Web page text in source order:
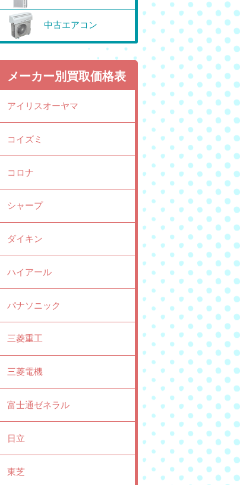
中古エアコン
メーカー別買取価格表
アイリスオーヤマ
コイズミ
コロナ
シャープ
ダイキン
ハイアール
パナソニック
三菱重工
三菱電機
富士通ゼネラル
日立
東芝